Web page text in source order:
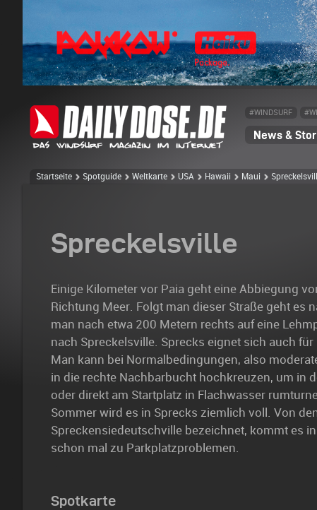
#WINDSURF
News &
Startseite Spotguide Weltkarte USA Hawaii Maui
Spreckelsville
Einige Kilometer vor Paia geht eine Abbiegung
Richtung Meer. Folgt man dieser Straße geht es
man nach etwa 200 Metern rechts auf eine
nach Spreckelsville. Sprecks eignet sich auch
Man kann bei Normalbedingungen, also
in die rechte Nachbarbucht hochkreuzen, um in
oder direkt am Startplatz in Flachwasser
Sommer wird es in Sprecks ziemlich voll. Von
Spreckensiedeutschville bezeichnet, kommt es
schon mal zu Parkplatzproblemen.
Spotkarte